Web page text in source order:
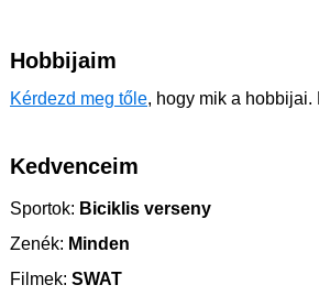
Hobbijaim
Kérdezd meg tőle, hogy mik a
Kedvenceim
Sportok: Biciklis verseny
Zenék: Minden
Filmek: SWAT